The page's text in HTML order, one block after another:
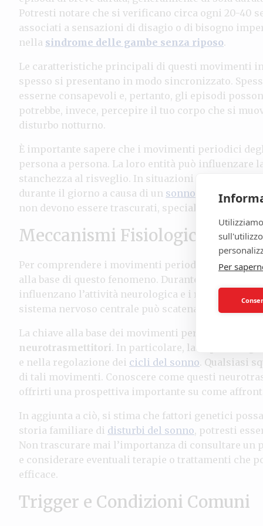
Potresti notare che si verificano circa ogni 20-40
associati a sensazioni di disagio o di bisogno
nella sindrome delle gambe senza riposo.
Le caratteristiche principali di questi movimenti
spesso si presentano in modo sincronizzato.
esserne consapevoli e, pertanto, gli episodi
potrebbe, invece, percepire il tuo corpo che si
disturbo notturno.
È importante sapere che i movimenti periodici
persona a persona. La loro entità può influenzare
stanchezza al risveglio. In situazioni più gravi,
durante il giorno a causa di un sonno disturbato
.
non devono essere trascurati, specialmente se
Meccanismi Fisiologici
Per comprendere i movimenti periodici degli arti,
alla base di questo fenomeno. Durante le
influenzano l’attività neurologica e i riflessi
sistema nervoso centrale può scatenare
La chiave alla base dei movimenti periodici degli
neurotrasmettitori. In particolare, la dopamina
e nella regolazione dei cicli del sonno. Qualsiasi
di tali movimenti. Conoscere come questi
offrirti una prospettiva importante su come
In aggiunta a ciò, si stima che fattori genetici
storia familiare di disturbi del sonno, potresti
Non trascurare mai l’importanza di consultare
e considerare eventuali terapie o trattamenti che
efficace.
Trigger e Condizioni Comuni
Per